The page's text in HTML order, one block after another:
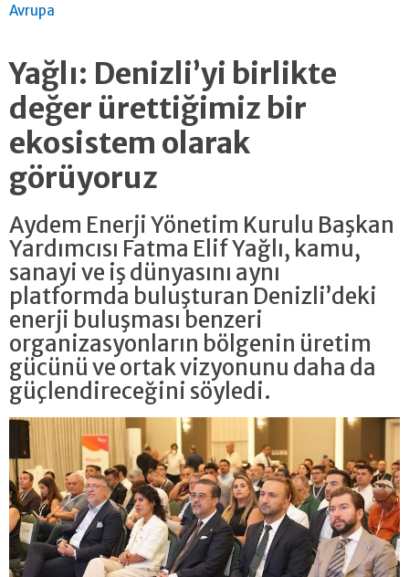
Avrupa
Yağlı: Denizli’yi birlikte
değer ürettiğimiz bir
ekosistem olarak
görüyoruz
Aydem Enerji Yönetim Kurulu Başkan
Yardımcısı Fatma Elif Yağlı, kamu,
sanayi ve iş dünyasını aynı
platformda buluşturan Denizli’deki
enerji buluşması benzeri
organizasyonların bölgenin üretim
gücünü ve ortak vizyonunu daha da
güçlendireceğini söyledi.